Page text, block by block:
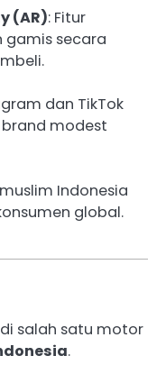
(AR): Fitur
gamis secara
dan TikTok
modest
Indonesia
global.
salah satu motor
.